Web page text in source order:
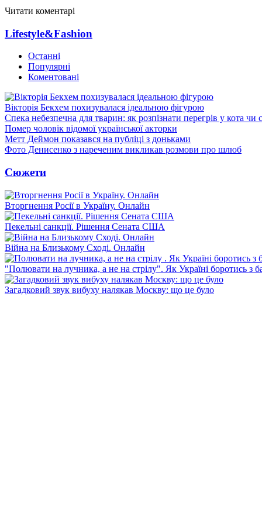
Читати коментарі
Lifestyle&Fashion
Останні
Популярні
Коментовані
Вікторія Бекхем похизувалася ідеальною фігурою
Спека небезпечна для тварин: як розпізнати перегрів у кота чи
Помер чоловік відомої української акторки
Метт Деймон показався на публіці з доньками
Фото Денисенко з нареченим викликав розмови про шлюб
Сюжети
Вторгнення Росії в Україну. Онлайн
Пекельні санкції. Рішення Сената США
Війна на Близькому Сході. Онлайн
"Полювати на лучника, а не на стрілу". Як Україні боротись з
Загадковий звук вибуху налякав Москву: що це було